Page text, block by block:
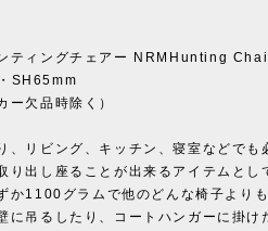
ンティングチェアー NRMHunting
SH65mm
ー欠品時除く）
、リビング、キッチン、寝室などでも
り出し座ることが出来るアイテムとし
か1100グラムで他のどんな椅子より
に吊るしたり、コートハンガーに掛け